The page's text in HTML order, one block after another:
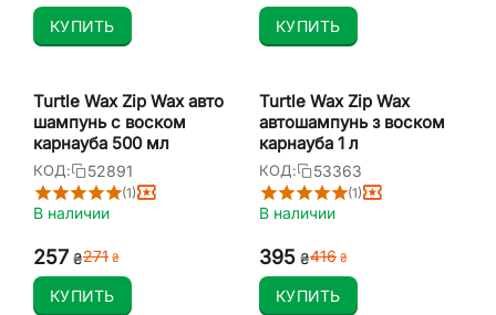
КУПИТЬ КУПИТЬ
Turtle Wax Zip Wax авто
шампунь с воском
карнауба 500 мл
КОД: 52891
(1)
В наличии
‍257‍ ₴‍271‍ ₴
КУПИТЬ
Turtle Wax Zip Wax
автошампунь з воском
карнауба 1 л
КОД: 53363
(1)
В наличии
‍395‍ ₴‍416‍ ₴
КУПИТЬ